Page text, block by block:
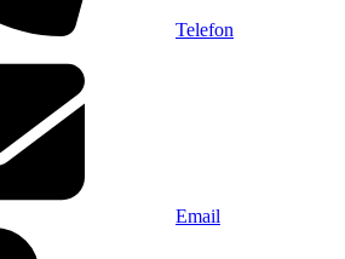
Telefon
Email